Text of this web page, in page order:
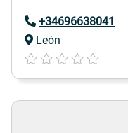
+34696638041
León